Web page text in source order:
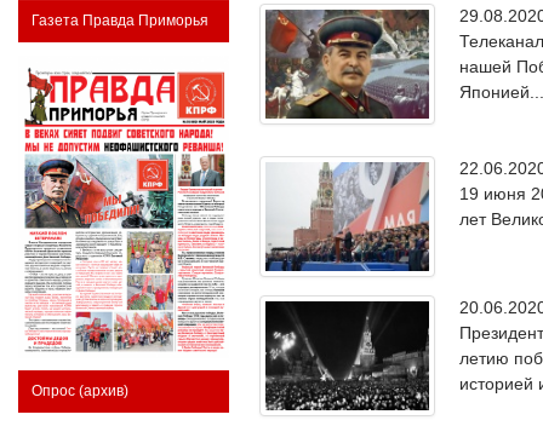
Газета Правда Приморья
Опрос (архив)
нашей
19 июня
лет
летию